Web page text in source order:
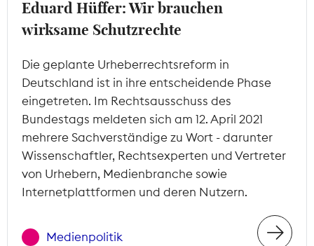
Eduard Hüffer: Wir brauchen
wirksame Schutzrechte
Die geplante Urheberrechtsreform in
Deutschland ist in ihre entscheidende Phase
eingetreten. Im Rechtsausschuss des
Bundestags meldeten sich am 12. April 2021
mehrere Sachverständige zu Wort - darunter
Wissenschaftler, Rechtsexperten und Vertreter
von Urhebern, Medienbranche sowie
Internetplattformen und deren Nutzern.
Medienpolitik